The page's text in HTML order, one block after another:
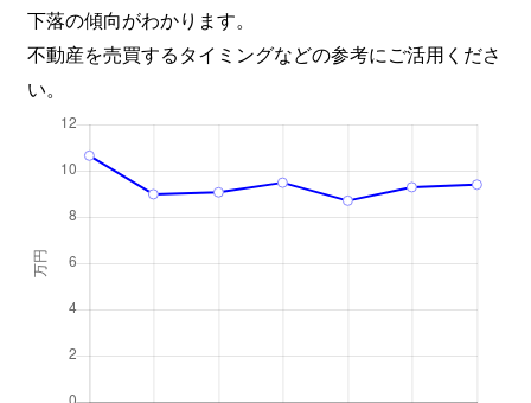
下落の傾向がわかります。
不動産を売買するタイミングなどの参考にご活用くださ
い。